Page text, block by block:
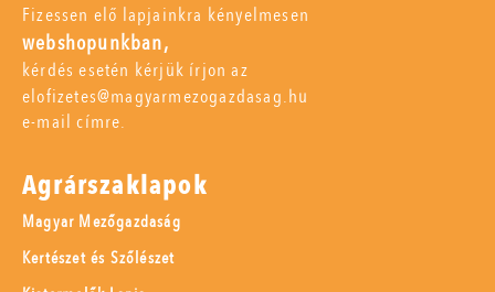
Fizessen elő lapjainkra kényelmesen
webshopunkban,
kérdés esetén kérjük írjon az
elofizetes@magyarmezogazdasag.hu
e-mail címre.
Agrárszaklapok
Magyar Mezőgazdaság
Kertészet és Szőlészet